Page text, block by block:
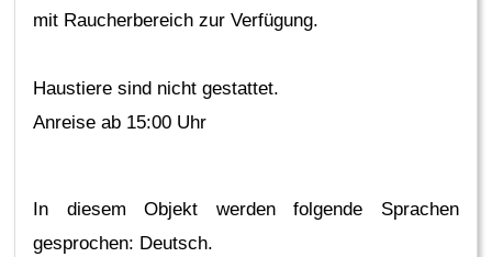
mit Raucherbereich zur Verfügung.
Haustiere sind nicht gestattet.
Anreise ab 15:00 Uhr
In diesem Objekt werden folgende Sprachen
gesprochen: Deutsch.